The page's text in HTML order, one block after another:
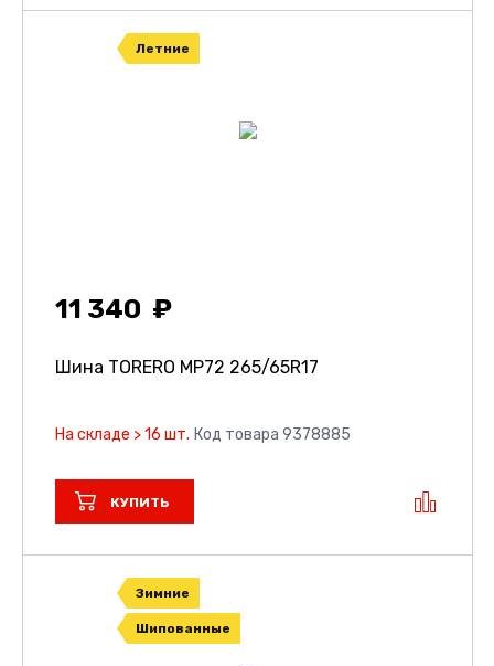
Летние
11 340
Шина TORERO MP72 265/65R17
На складе > 16 шт. Код товара 9378885
КУПИТЬ
Зимние
Шипованные